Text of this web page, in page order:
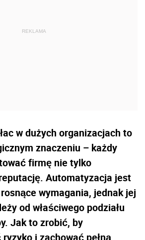
w dużych organizacjach to
znaczeniu – każdy
firmę nie tylko
Automatyzacja jest
wymagania, jednak jej
od właściwego podziału
Jak to zrobić, by